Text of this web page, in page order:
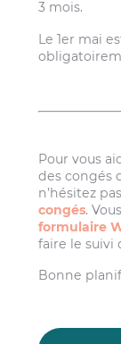
3 mois.
Le 1er mai
Pour vous
des congés
n’hésitez
congés.
formulaire
faire le suivi
Bonne